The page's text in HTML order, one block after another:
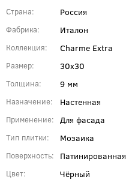
Страна Россия
Фабрика Италон
Коллекция Charme Extra
Размер 30x30
Толщина 9 мм
Назначение Настенная
Применение Для фасада
Тип плитки Мозаика
Поверхность Патинированная
Цвет Чёрный